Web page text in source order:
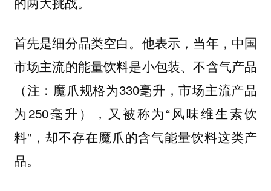
首先是细分品类空白。 他表示，当年，中国
市场主流的能量饮料是小包装、不含气产品
（注：魔爪规格为330毫升，市场主流产品
为250毫升），又被称为“风味维生素饮
料”，却不存在魔爪的含气能量饮料这类产
品。